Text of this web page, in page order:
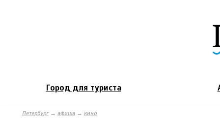
Город для туриста
Петербург→ афиша → кино